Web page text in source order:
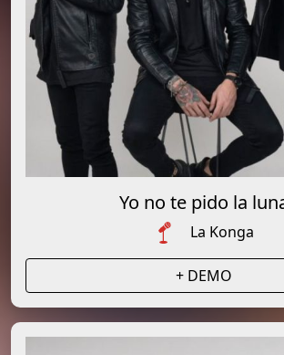
Yo no te pido la
La Konga
+ DEMO